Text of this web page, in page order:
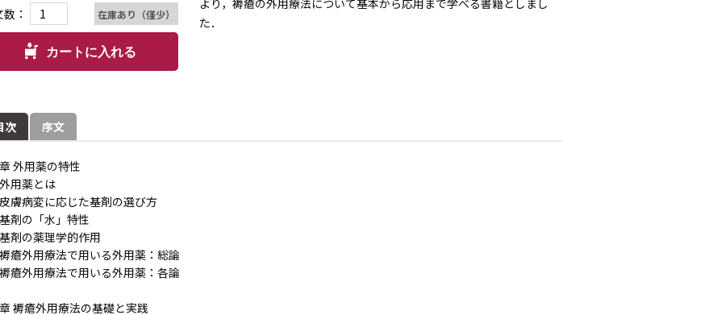
： 在庫あり（僅少）
カートに入れる
より，褥瘡の外用療法について基本から応用まで学べる書籍としまし
た．
次 序文
外用薬の特性
用薬とは
膚病変に応じた基剤の選び方
剤の「水」特性
剤の薬理学的作用
瘡外用療法で用いる外用薬：総論
瘡外用療法で用いる外用薬：各論
褥瘡外用療法の基礎と実践